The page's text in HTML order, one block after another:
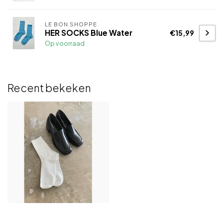
LE BON SHOPPE
HER SOCKS Blue Water
Op voorraad
€15,99
Recent bekeken